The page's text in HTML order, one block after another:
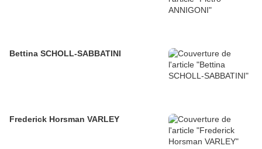
Bettina SCHOLL-SABBATINI
Frederick Horsman VARLEY